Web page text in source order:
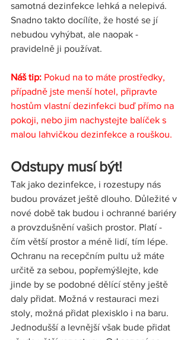
samotná dezinfekce lehká a nelepivá.
Snadno takto docílíte, že hosté se jí
nebudou vyhýbat, ale naopak -
pravidelně ji používat.
Náš tip: Pokud na to máte prostředky,
případně jste menší hotel, připravte
hostům vlastní dezinfekci buď přímo na
pokoji, nebo jim nachystejte balíček s
malou lahvičkou dezinfekce a rouškou.
Odstupy musí být!
Tak jako dezinfekce, i rozestupy nás
budou provázet ještě dlouho. Důležité v
nové době tak budou i ochranné bariéry
a provzdušnění vašich prostor. Platí -
čím větší prostor a méně lidí, tím lépe.
Ochranu na recepčním pultu už máte
určitě za sebou, popřemýšlejte, kde
jinde by se podobné dělící stěny ještě
daly přidat. Možná v restauraci mezi
stoly, možná přidat plexisklo i na baru.
Jednodušší a levnější však bude přidat